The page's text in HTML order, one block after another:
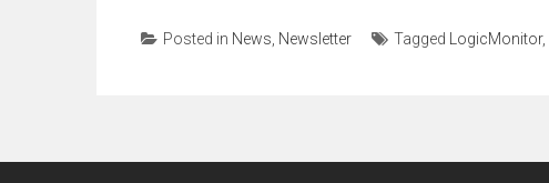
Posted in News Newsletter Tagged LogicMonitor,